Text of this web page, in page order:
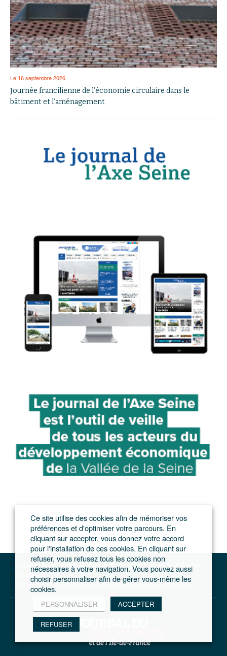
Le 16 septembre 2026
Journée francilienne de l’économie circulaire dans le
bâtiment et l’aménagement
Le journal du Grand Paris – L'actualité du développement de l'Ile-de-France
Interviews
R. Curnier : « Nous allions financement des grands et des petits projets »
Ce site utilise des cookies afin de mémoriser vos
préférences et d'optimiser votre parcours. En
cliquant sur accepter, vous donnez votre accord
pour l'installation de ces cookies. En cliquant sur
refuser, vous refusez tous les cookies non
nécessaires à votre navigation. Vous pouvez aussi
choisir personnaliser afin de gérer vous-même les
cookies.
PERSONNALISER ACCEPTER
REFUSER